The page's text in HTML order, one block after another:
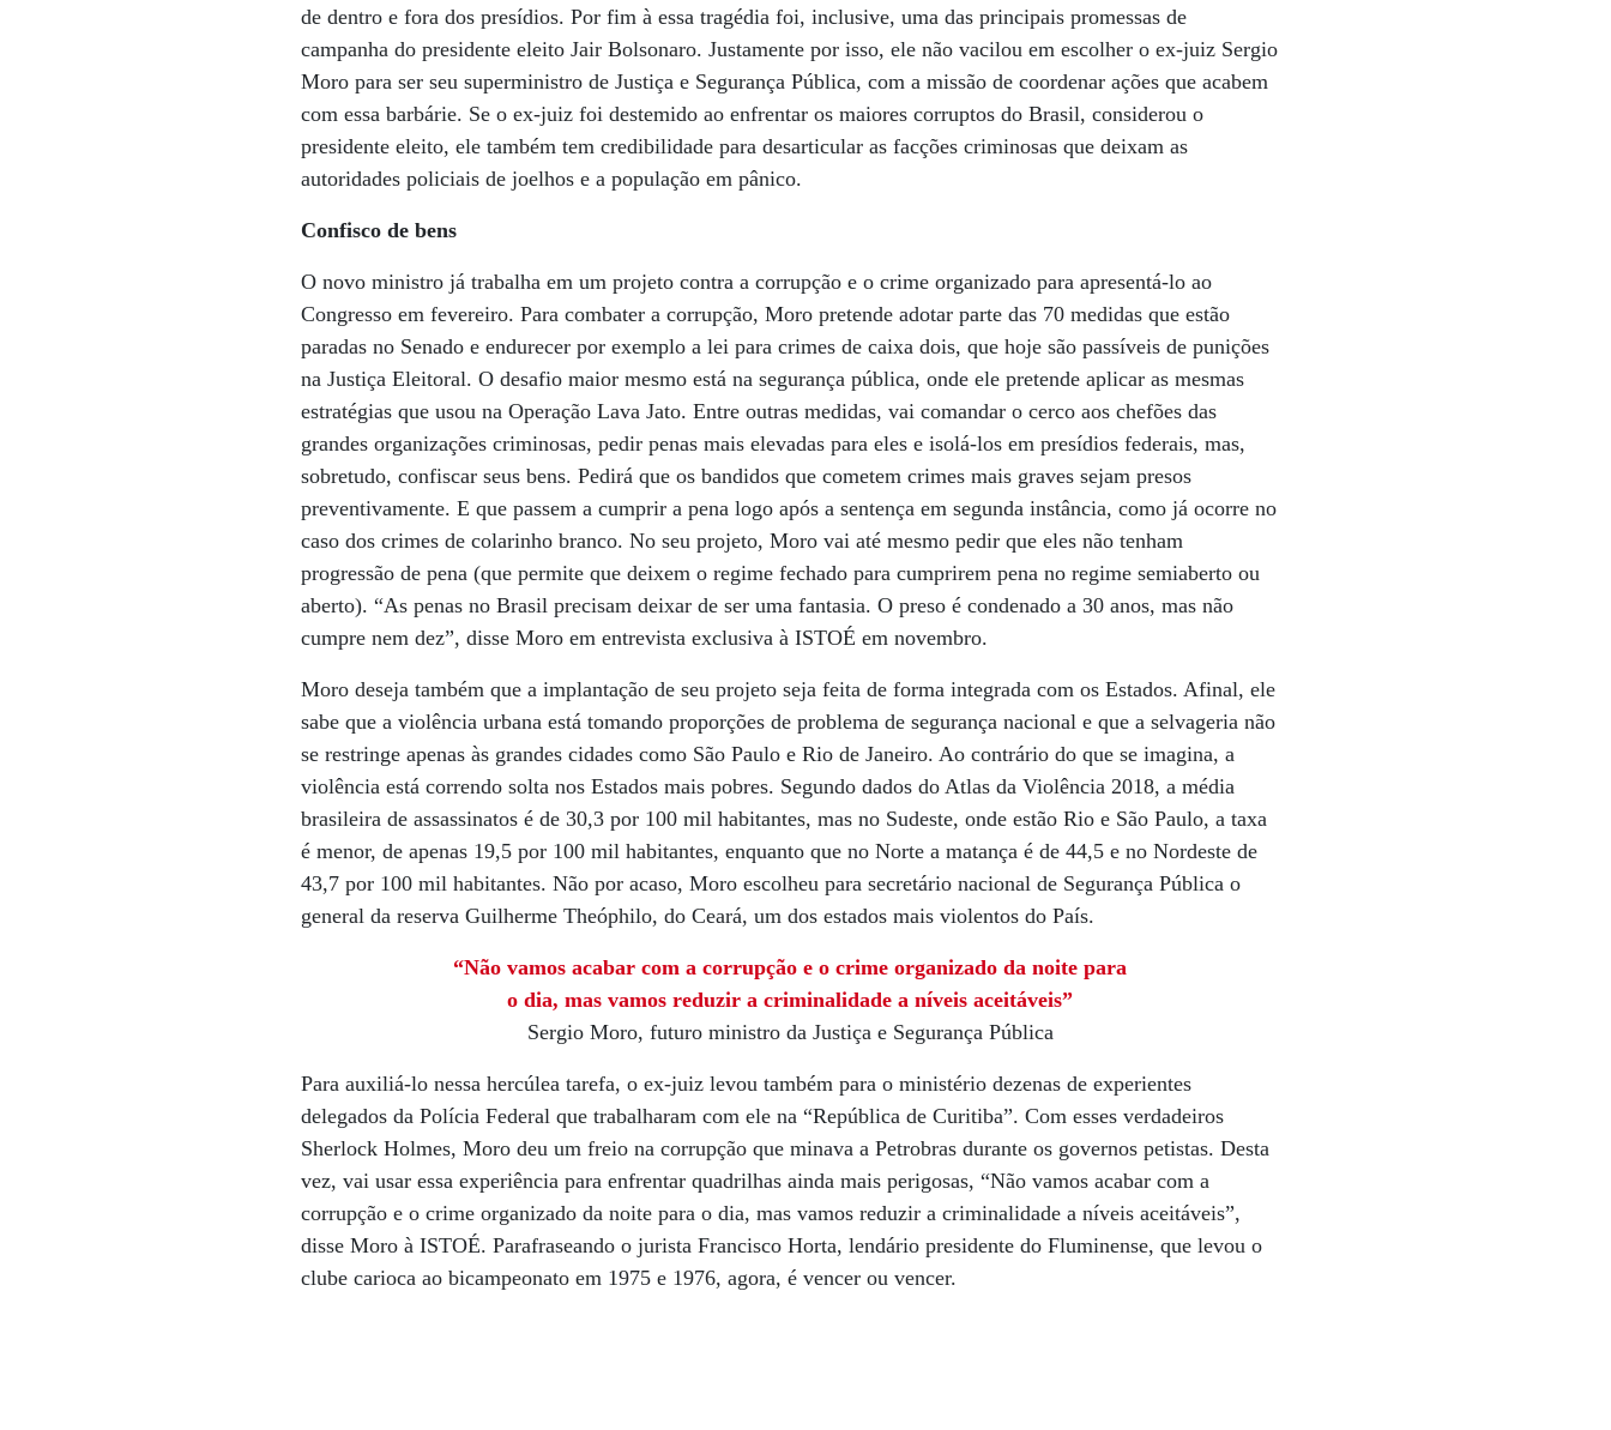
de dentro e fora dos presídios. Por fim à essa tragédia foi, inclusive, uma das principais promessas de
campanha do presidente eleito Jair Bolsonaro. Justamente por isso, ele não vacilou em escolher o ex-juiz Sergio
Moro para ser seu superministro de Justiça e Segurança Pública, com a missão de coordenar ações que acabem
com essa barbárie. Se o ex-juiz foi destemido ao enfrentar os maiores corruptos do Brasil, considerou o
presidente eleito, ele também tem credibilidade para desarticular as facções criminosas que deixam as
autoridades policiais de joelhos e a população em pânico.
Confisco de bens
O novo ministro já trabalha em um projeto contra a corrupção e o crime organizado para apresentá-lo ao
Congresso em fevereiro. Para combater a corrupção, Moro pretende adotar parte das 70 medidas que estão
paradas no Senado e endurecer por exemplo a lei para crimes de caixa dois, que hoje são passíveis de punições
na Justiça Eleitoral. O desafio maior mesmo está na segurança pública, onde ele pretende aplicar as mesmas
estratégias que usou na Operação Lava Jato. Entre outras medidas, vai comandar o cerco aos chefões das
grandes organizações criminosas, pedir penas mais elevadas para eles e isolá-los em presídios federais, mas,
sobretudo, confiscar seus bens. Pedirá que os bandidos que cometem crimes mais graves sejam presos
preventivamente. E que passem a cumprir a pena logo após a sentença em segunda instância, como já ocorre no
caso dos crimes de colarinho branco. No seu projeto, Moro vai até mesmo pedir que eles não tenham
progressão de pena (que permite que deixem o regime fechado para cumprirem pena no regime semiaberto ou
aberto). “As penas no Brasil precisam deixar de ser uma fantasia. O preso é condenado a 30 anos, mas não
cumpre nem dez”, disse Moro em entrevista exclusiva à ISTOÉ em novembro.
Moro deseja também que a implantação de seu projeto seja feita de forma integrada com os Estados. Afinal, ele
sabe que a violência urbana está tomando proporções de problema de segurança nacional e que a selvageria não
se restringe apenas às grandes cidades como São Paulo e Rio de Janeiro. Ao contrário do que se imagina, a
violência está correndo solta nos Estados mais pobres. Segundo dados do Atlas da Violência 2018, a média
brasileira de assassinatos é de 30,3 por 100 mil habitantes, mas no Sudeste, onde estão Rio e São Paulo, a taxa
é menor, de apenas 19,5 por 100 mil habitantes, enquanto que no Norte a matança é de 44,5 e no Nordeste de
43,7 por 100 mil habitantes. Não por acaso, Moro escolheu para secretário nacional de Segurança Pública o
general da reserva Guilherme Theóphilo, do Ceará, um dos estados mais violentos do País.
“Não vamos acabar com a corrupção e o crime organizado da noite para
o dia, mas vamos reduzir a criminalidade a níveis aceitáveis”
Sergio Moro, futuro ministro da Justiça e Segurança Pública
Para auxiliá-lo nessa hercúlea tarefa, o ex-juiz levou também para o ministério dezenas de experientes
delegados da Polícia Federal que trabalharam com ele na “República de Curitiba”. Com esses verdadeiros
Sherlock Holmes, Moro deu um freio na corrupção que minava a Petrobras durante os governos petistas. Desta
vez, vai usar essa experiência para enfrentar quadrilhas ainda mais perigosas, “Não vamos acabar com a
corrupção e o crime organizado da noite para o dia, mas vamos reduzir a criminalidade a níveis aceitáveis”,
disse Moro à ISTOÉ. Parafraseando o jurista Francisco Horta, lendário presidente do Fluminense, que levou o
clube carioca ao bicampeonato em 1975 e 1976, agora, é vencer ou vencer.